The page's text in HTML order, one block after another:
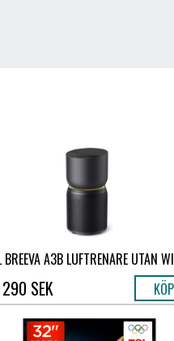
BREEVA A3B LUFTRENARE UTAN
SEK KÖP